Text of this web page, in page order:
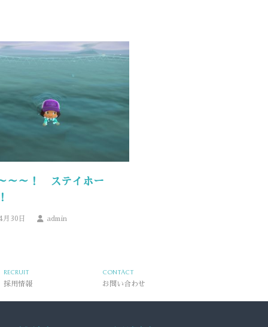
～～！ ステイホー
月30日 admin
RECRUIT
採用情報
CONTACT
お問い合わせ